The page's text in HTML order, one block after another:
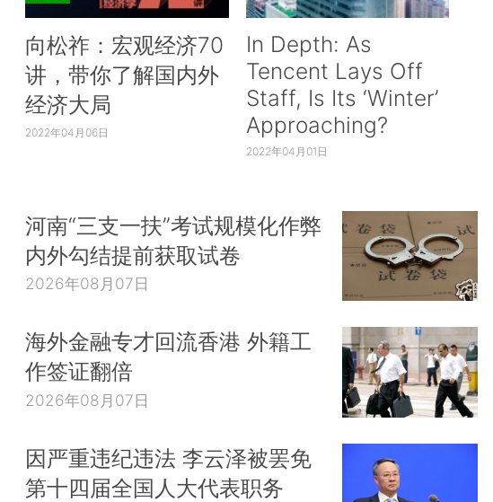
向松祚：宏观经济70
讲，带你了解国内外
经济大局
2022年04月06日
In Depth: As
Tencent Lays Off
Staff, Is Its ‘Winter’
Approaching?
2022年04月01日
河南“三支一扶”考试规模化作弊
内外勾结提前获取试卷
2026年08月07日
海外金融专才回流香港 外籍工
作签证翻倍
2026年08月07日
因严重违纪违法 李云泽被罢免
第十四届全国人大代表职务